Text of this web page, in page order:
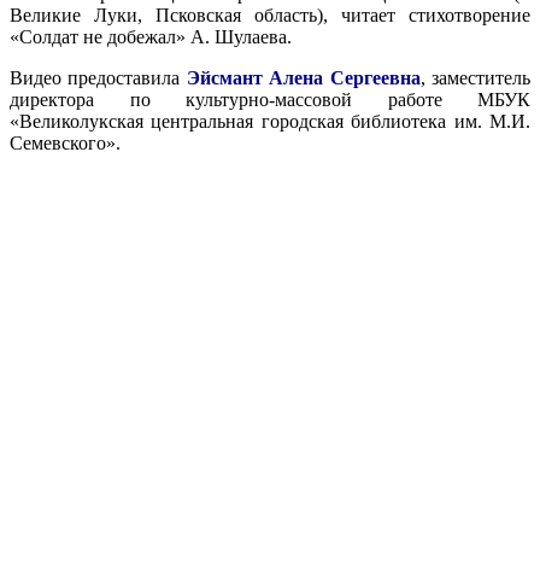
Великие Луки, Псковская область), читает стихотворение
«Солдат не добежал» А. Шулаева.
Видео предоставила Эйсмант Алена Сергеевна, заместитель
директора по культурно-массовой работе МБУК
«Великолукская центральная городская библиотека им. М.И.
Семевского».